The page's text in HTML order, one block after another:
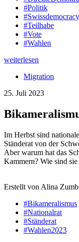
#Politik
#Teilhabe
#Vote
#Wahlen
weiterlesen
Migration
25. Juli 2023
Im Herbst sind
Ständerat von der
Aber warum hat das
Kammern? Wie sind
Erstellt von Alina
#Bikameralismus
#Nationalrat
#Ständerat
#Wahlen2023